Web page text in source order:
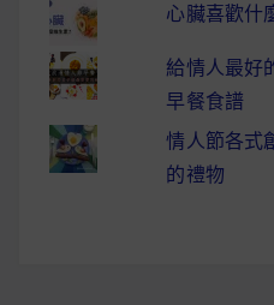
心臟喜歡什
給情人最好
早餐食譜
情人節各式
的禮物